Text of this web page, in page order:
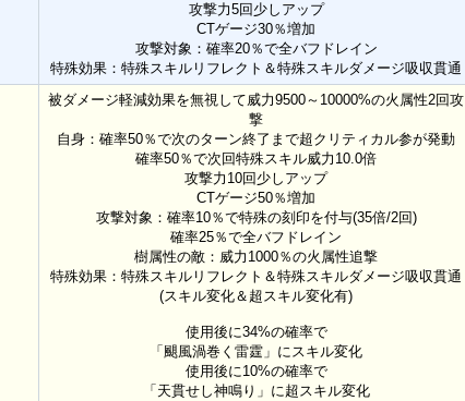
攻撃力5回少しアップ
CTゲージ30％増加
攻撃対象：確率20％で全バフドレイン
特殊効果：特殊スキルリフレクト＆特殊スキルダメージ吸収貫通
被ダメージ軽減効果を無視して威力9500～10000%の火属性2回攻
撃
自身：確率50％で次のターン終了まで超クリティカル参が発動
確率50％で次回特殊スキル威力10.0倍
攻撃力10回少しアップ
CTゲージ50％増加
攻撃対象：確率10％で特殊の刻印を付与(35倍/2回)
確率25％で全バフドレイン
樹属性の敵：威力1000％の火属性追撃
特殊効果：特殊スキルリフレクト＆特殊スキルダメージ吸収貫通
(スキル変化＆超スキル変化有)
使用後に34%の確率で
「颶風渦巻く雷霆」にスキル変化
使用後に10%の確率で
「天貫せし神鳴り」に超スキル変化